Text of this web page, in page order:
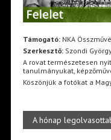
Támogató:NKA
Szerkesztő:Szondi
A rovat természetesen
tanulmányukat,
Köszönjük a fotókat a
A hónap